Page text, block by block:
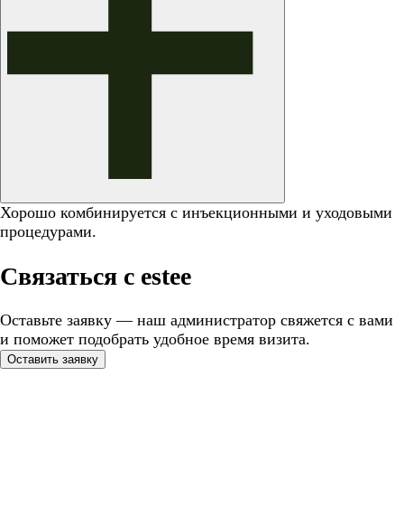
Хорошо комбинируется с инъекционными и уходовыми
процедурами.
Связаться с estee
Оставьте заявку — наш администратор свяжется с вами
и поможет подобрать удобное время визита.
Оставить заявку